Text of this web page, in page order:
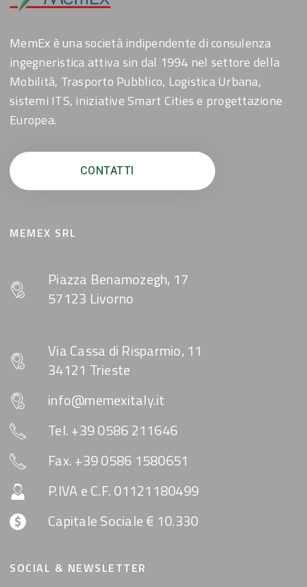
MemEx è una società indipendente di consulenza
ingegneristica attiva sin dal 1994 nel settore della
Mobilità, Trasporto Pubblico, Logistica Urbana,
sistemi ITS, iniziative Smart Cities e progettazione
Europea.
CONTATTI
MEMEX SRL
Piazza Benamozegh, 17
57123 Livorno
Via Cassa di Risparmio, 11
34121 Trieste
info@memexitaly.it
Tel. +39 0586 211646
Fax. +39 0586 1580651
P.IVA e C.F. 01121180499
Capitale Sociale € 10.330
SOCIAL & NEWSLETTER